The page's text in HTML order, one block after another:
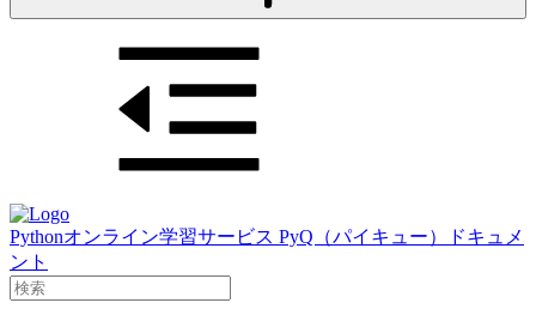
Pythonオンライン学習サービス PyQ（パイキュー）ドキュメ
ント